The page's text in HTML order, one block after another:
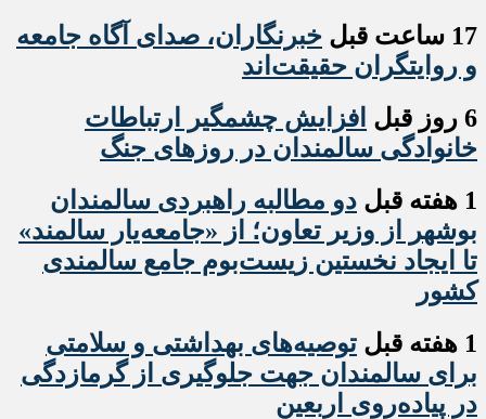
17 ساعت قبل
خبرنگاران، صدای آگاه جامعه
و روایتگران حقیقت‌اند
6 روز قبل
افزایش چشمگیر ارتباطات
خانوادگی سالمندان در روزهای جنگ
1 هفته قبل
دو مطالبه راهبردی سالمندان
بوشهر از وزیر تعاون؛ از «جامعه‌یار سالمند»
تا ایجاد نخستین زیست‌بوم جامع سالمندی
کشور
1 هفته قبل
️توصیه‌های بهداشتی و سلامتی
برای سالمندان جهت جلوگیری از گرمازدگی
در پیاده‌روی اربعین